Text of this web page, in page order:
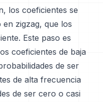
los coeficientes se
en zigzag, que los
Este paso es
coeficientes de baja
de ser
de alta frecuencia
de ser cero o casi